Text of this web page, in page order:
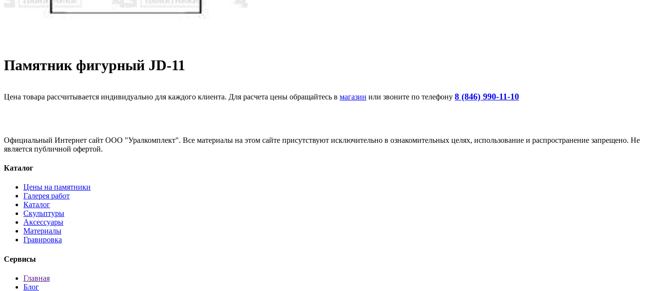
Памятник фигурный JD-11
Цена товара рассчитывается индивидуально для каждого клиента. Для расчета цены обращайтесь в магазин или звоните по телефону 8 (846) 990-11-10
Официальный Интернет сайт ООО "Уралкомплект". Все материалы на этом сайте присутствуют исключительно в ознакомительных целях, использование и распространение запрещено. Не
является публичной офертой.
Каталог
Цены на памятники
Галерея работ
Каталог
Скульптуры
Аксессуары
Материалы
Гравировка
Сервисы
Главная
Блог